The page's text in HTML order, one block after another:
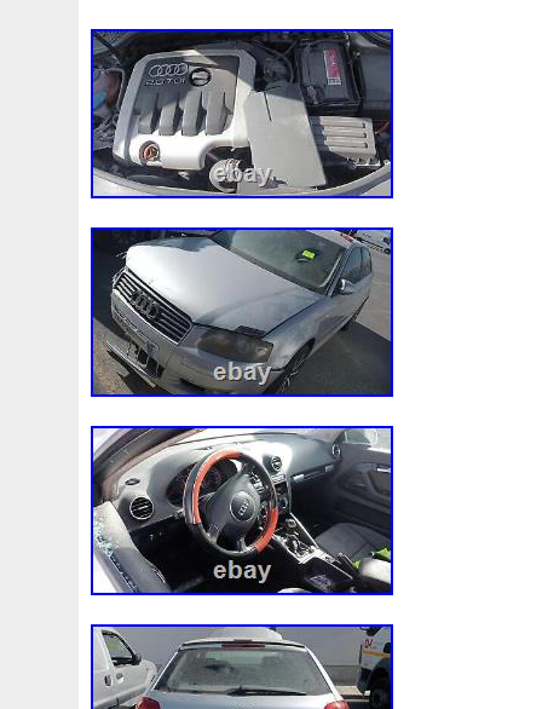
8-Radiateur 820003729b 868718n
8d0121251at 8d0121251bh 8d9200000
8ew351040401 8k0121003m 8k0121003p
8n0422885a 8t1820951e 8v4805588a
921005115r 921005824r 92100jx51a
A1155010401 A1605000754 A1635000155
A1695001893 A1695002093 A1695002693
A2035000054 A2035000193kz
A2115000693 A2115001693
A9400004 Accesoires Accessoire
Ackoja Acrobate Action Adapté
Africa Ah228t000aa Airis Airtec
Alluminio Alpha Alukuehler Alum
Antigel Apachie Appareil Apple
Assy Aston Astra Astuce Astuces